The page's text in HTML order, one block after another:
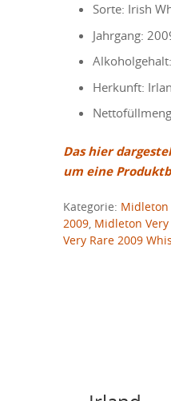
Sorte: Irish
Jahrgang:
Herkunft:
Das hier
um eine
Kategorie: Midleton
2009, Midleton Very
Very Rare 2009